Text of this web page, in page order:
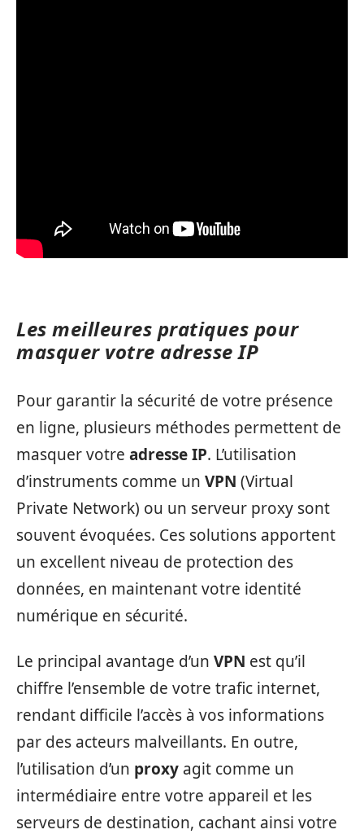
Les meilleures pratiques pour
masquer votre adresse IP
Pour garantir la sécurité de votre présence
en ligne, plusieurs méthodes permettent de
masquer votre adresse IP. L’utilisation
d’instruments comme un VPN (Virtual
Private Network) ou un serveur proxy sont
souvent évoquées. Ces solutions apportent
un excellent niveau de protection des
données, en maintenant votre identité
numérique en sécurité.
Le principal avantage d’un VPN est qu’il
chiffre l’ensemble de votre trafic internet,
rendant difficile l’accès à vos informations
par des acteurs malveillants. En outre,
l’utilisation d’un proxy agit comme un
intermédiaire entre votre appareil et les
serveurs de destination, cachant ainsi votre